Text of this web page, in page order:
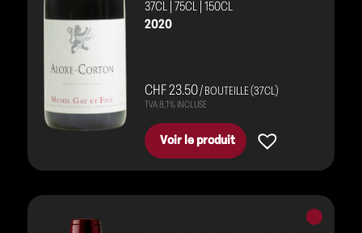
37CL
75CL |150CL
2020
CHF 23.50/ BOUTEILLE (37CL)
Voir le produit
Vins